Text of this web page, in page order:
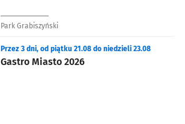
Park Grabiszyński
Gastro Miasto 2026
Przez 3 dni, od piątku 21.08 do niedzieli 23.08